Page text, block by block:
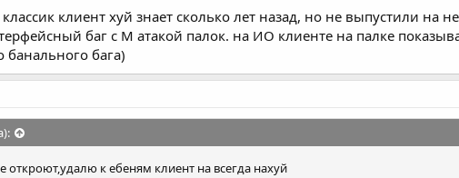
клиент хуй знает сколько лет назад, но не выпустили на
баг с М атакой палок. на ИО клиенте на палке
банального бага)
откроют,удалю к ебеням клиент на всегда нахуй